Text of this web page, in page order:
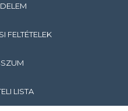
FELTÉTELEK
LISTA